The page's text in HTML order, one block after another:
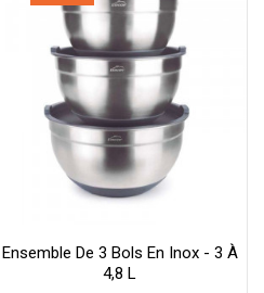
Ensemble De 3 Bols En Inox - 3 À
4,8 L